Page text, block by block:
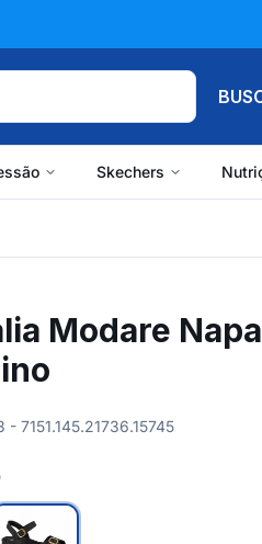
Skechers
Modare
- 7151.145.21736.15745